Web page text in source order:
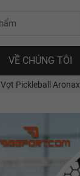
VỀ CHÚNG TÔI
Vợt Pickleball Aronax